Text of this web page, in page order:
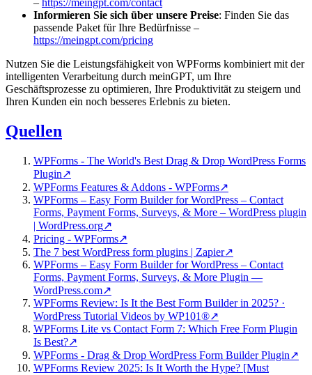
– https://meingpt.com/contact
Informieren Sie sich über unsere Preise: Finden Sie das
passende Paket für Ihre Bedürfnisse –
https://meingpt.com/pricing
Nutzen Sie die Leistungsfähigkeit von WPForms kombiniert mit der
intelligenten Verarbeitung durch meinGPT, um Ihre
Geschäftsprozesse zu optimieren, Ihre Produktivität zu steigern und
Ihren Kunden ein noch besseres Erlebnis zu bieten.
Quellen
WPForms - The World's Best Drag & Drop WordPress Forms
Plugin↗
WPForms Features & Addons - WPForms↗
WPForms – Easy Form Builder for WordPress – Contact
Forms, Payment Forms, Surveys, & More – WordPress plugin
| WordPress.org↗
Pricing - WPForms↗
The 7 best WordPress form plugins | Zapier↗
WPForms – Easy Form Builder for WordPress – Contact
Forms, Payment Forms, Surveys, & More Plugin —
WordPress.com↗
WPForms Review: Is It the Best Form Builder in 2025? ·
WordPress Tutorial Videos by WP101®↗
WPForms Lite vs Contact Form 7: Which Free Form Plugin
Is Best?↗
WPForms - Drag & Drop WordPress Form Builder Plugin↗
WPForms Review 2025: Is It Worth the Hype? [Must